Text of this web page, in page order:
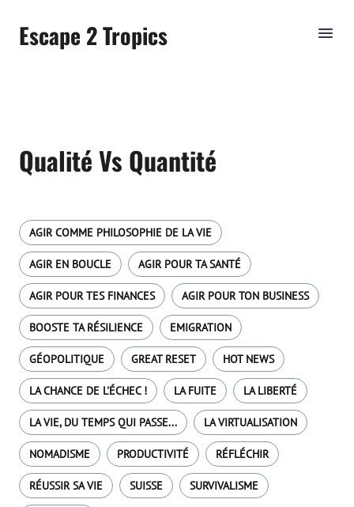
Escape 2 Tropics
Qualité Vs Quantité
AGIR COMME PHILOSOPHIE DE LA VIE
AGIR EN BOUCLE AGIR POUR TA SANTÉ
AGIR POUR TES FINANCES AGIR POUR TON BUSINESS
BOOSTE TA RÉSILIENCE EMIGRATION
GÉOPOLITIQUE GREAT RESET HOT NEWS
LA CHANCE DE L'ÉCHEC ! LA FUITE LA LIBERTÉ
LA VIE, DU TEMPS QUI PASSE... LA VIRTUALISATION
NOMADISME PRODUCTIVITÉ RÉFLÉCHIR
RÉUSSIR SA VIE SUISSE SURVIVALISME